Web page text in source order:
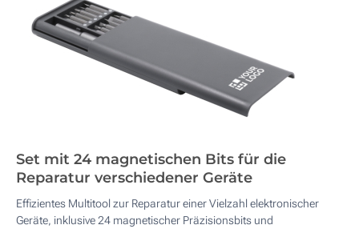
Set mit 24 magnetischen Bits für die
Reparatur verschiedener Geräte
Effizientes Multitool zur Reparatur einer Vielzahl elektronischer
Geräte, inklusive 24 magnetischer Präzisionsbits und